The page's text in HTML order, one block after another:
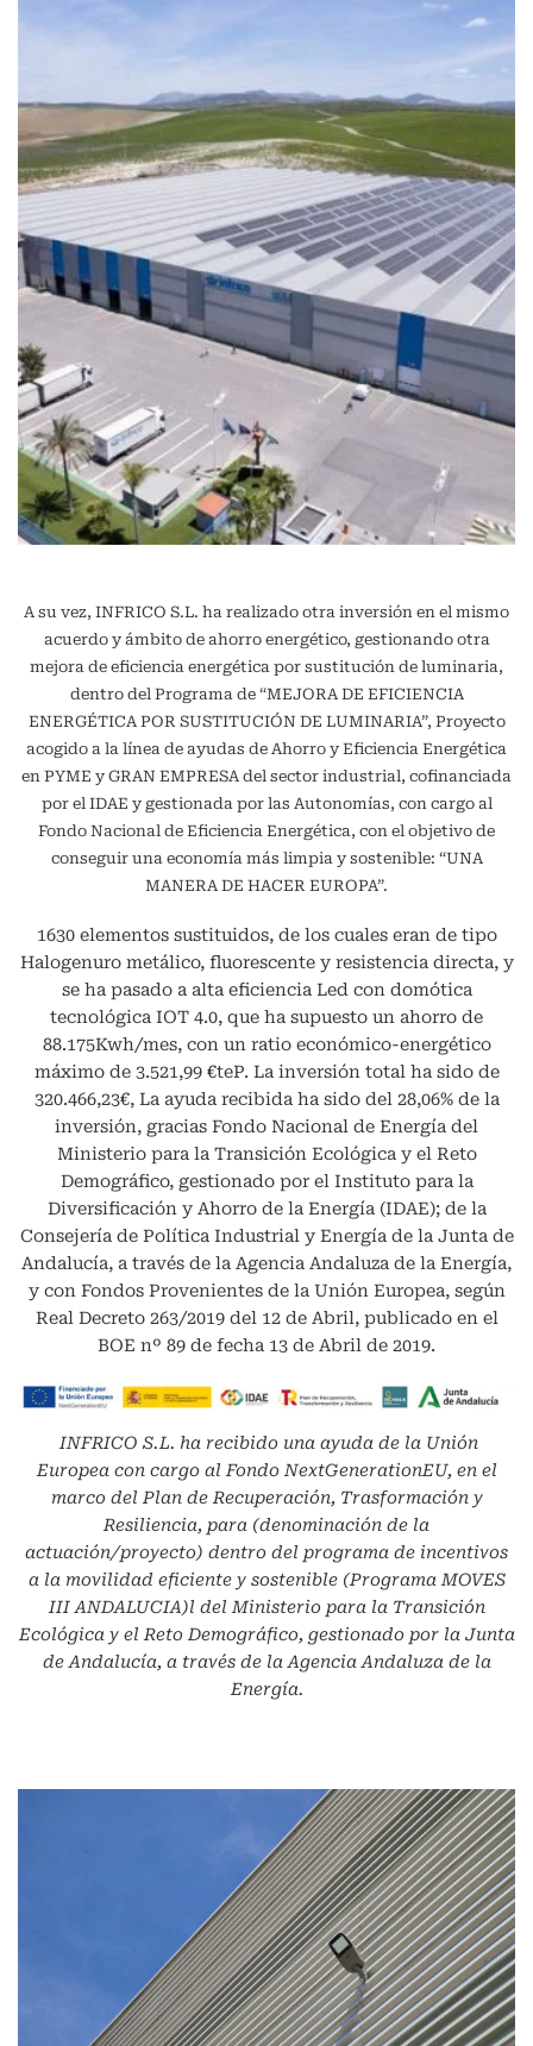
A su vez, INFRICO S.L. ha realizado otra inversión en el mismo
acuerdo y ámbito de ahorro energético, gestionando otra
mejora de eficiencia energética por sustitución de luminaria,
dentro del Programa de “MEJORA DE EFICIENCIA
ENERGÉTICA POR SUSTITUCIÓN DE LUMINARIA”, Proyecto
acogido a la línea de ayudas de Ahorro y Eficiencia Energética
en PYME y GRAN EMPRESA del sector industrial, cofinanciada
por el IDAE y gestionada por las Autonomías, con cargo al
Fondo Nacional de Eficiencia Energética, con el objetivo de
conseguir una economía más limpia y sostenible: “UNA
MANERA DE HACER EUROPA”.
1630 elementos sustituidos, de los cuales eran de tipo
Halogenuro metálico, fluorescente y resistencia directa, y
se ha pasado a alta eficiencia Led con domótica
tecnológica IOT 4.0, que ha supuesto un ahorro de
88.175Kwh/mes, con un ratio económico-energético
máximo de 3.521,99 €teP. La inversión total ha sido de
320.466,23€, La ayuda recibida ha sido del 28,06% de la
inversión, gracias Fondo Nacional de Energía del
Ministerio para la Transición Ecológica y el Reto
Demográfico, gestionado por el Instituto para la
Diversificación y Ahorro de la Energía (IDAE); de la
Consejería de Política Industrial y Energía de la Junta de
Andalucía, a través de la Agencia Andaluza de la Energía,
y con Fondos Provenientes de la Unión Europea, según
Real Decreto 263/2019 del 12 de Abril, publicado en el
BOE nº 89 de fecha 13 de Abril de 2019.
INFRICO S.L. ha recibido una ayuda de la Unión
Europea con cargo al Fondo NextGenerationEU, en el
marco del Plan de Recuperación, Trasformación y
Resiliencia, para (denominación de la
actuación/proyecto) dentro del programa de incentivos
a la movilidad eficiente y sostenible (Programa MOVES
III ANDALUCIA)l del Ministerio para la Transición
Ecológica y el Reto Demográfico, gestionado por la Junta
de Andalucía, a través de la Agencia Andaluza de la
Energía.